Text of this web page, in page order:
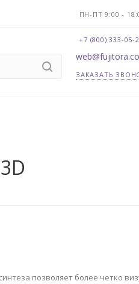
ПН-ПТ 9:00 -
+7 (800) 333-05-
ЗАКАЗАТЬ
позволяет более четко